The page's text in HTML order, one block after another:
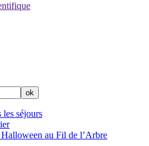
séjours
au Fil de l’Arbre